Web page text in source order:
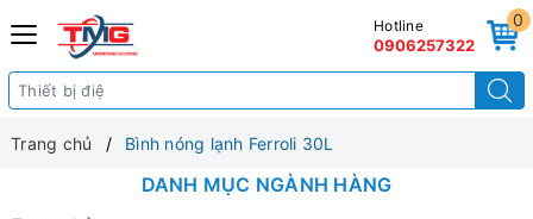
0
Hotline
0906257322
Trang chủ Bình nóng lạnh Ferroli 30L
DANH MỤC NGÀNH HÀNG